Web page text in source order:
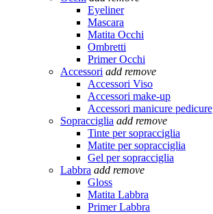
Eyeliner
Mascara
Matita Occhi
Ombretti
Primer Occhi
Accessori add remove
Accessori Viso
Accessori make-up
Accessori manicure pedicure
Sopracciglia add remove
Tinte per sopracciglia
Matite per sopracciglia
Gel per sopracciglia
Labbra add remove
Gloss
Matita Labbra
Primer Labbra